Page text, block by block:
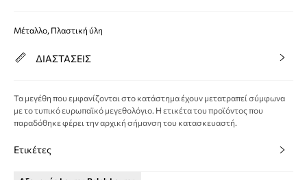
Μέταλλο, Πλαστική ύλη
ΔΙΑΣΤΑΣΕΙΣ
Τα μεγέθη που εμφανίζονται στο κατάστημα έχουν μετατραπεί σύμφωνα
με το τυπικό ευρωπαϊκό μεγεθολόγιο. Η ετικέτα του προϊόντος που
παραδόθηκε φέρει την αρχική σήμανση του κατασκευαστή.
Ετικέτες